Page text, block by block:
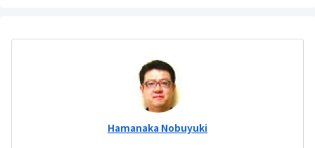
Hamanaka Nobuyuki